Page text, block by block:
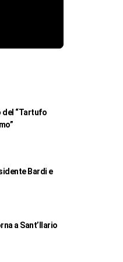
del “Tartufo
Bardi e
a Sant’Ilario